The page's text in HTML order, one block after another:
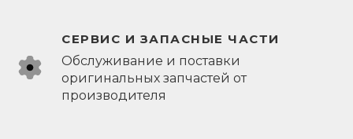
СЕРВИС И ЗАПАСНЫЕ ЧАСТИ
Обслуживание и поставки
оригинальных запчастей от
производителя